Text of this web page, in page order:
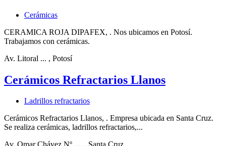
Cerámicas
CERAMICA ROJA DIPAFEX, . Nos ubicamos en Potosí.
Trabajamos con cerámicas.
Av. Litoral ... , Potosí
Cerámicos Refractarios Llanos
Ladrillos refractarios
Cerámicos Refractarios Llanos, . Empresa ubicada en Santa Cruz.
Se realiza cerámicas, ladrillos refractarios,...